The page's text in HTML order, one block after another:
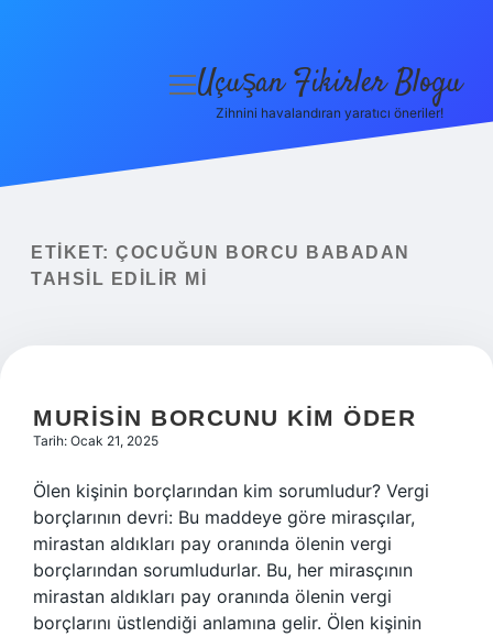
Yasal Uyarı
menüyü
Uçuşan Fikirler Blogu
Zihnini havalandıran yaratıcı öneriler!
ETIKET: ÇOCUĞUN BORCU BABADAN
TAHSIL EDILIR MI
MURISIN BORCUNU KIM ÖDER
Tarih: Ocak 21, 2025
Ölen kişinin borçlarından kim sorumludur? Vergi
borçlarının devri: Bu maddeye göre mirasçılar,
mirastan aldıkları pay oranında ölenin vergi
borçlarından sorumludurlar. Bu, her mirasçının
mirastan aldıkları pay oranında ölenin vergi
borçlarını üstlendiği anlamına gelir. Ölen kişinin